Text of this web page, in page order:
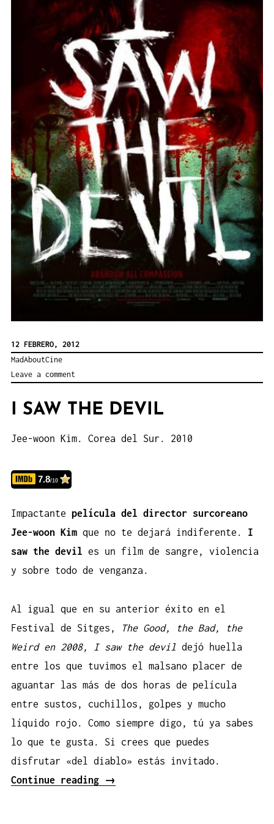
12 FEBRERO, 2012
MadAboutCine
Leave a comment
I SAW THE DEVIL
Jee-woon Kim. Corea del Sur. 2010
7.8/10
Impactante película del director surcoreano
Jee-woon Kim que no te dejará indiferente. I
saw the devil es un film de sangre, violencia
y sobre todo de venganza.
Al igual que en su anterior éxito en el
Festival de Sitges ,
The Good, the Bad, the
Weird en 2008,
I saw the devil dejó huella
entre los que tuvimos el malsano placer de
aguantar las más de dos horas de película
entre sustos, cuchillos, golpes y mucho
líquido rojo. Como siempre digo, tú ya sabes
lo que te gusta. Si crees que puedes
disfrutar «del diablo» estás invitado.
Continue reading
«I
→